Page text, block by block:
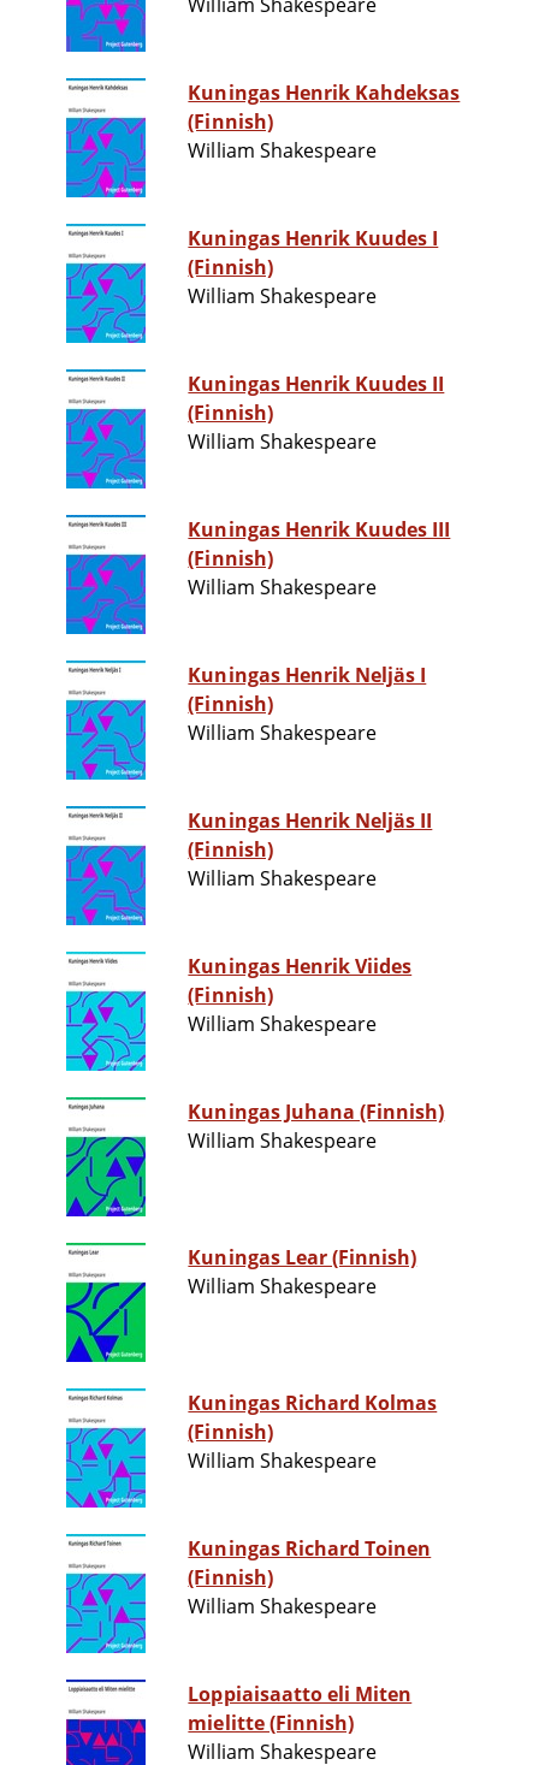
Kuningas Henrik Kahdeksas
(Finnish)
William Shakespeare
Kuningas Henrik Kuudes I
(Finnish)
William Shakespeare
Kuningas Henrik Kuudes II
(Finnish)
William Shakespeare
Kuningas Henrik Kuudes III
(Finnish)
William Shakespeare
Kuningas Henrik Neljäs I
(Finnish)
William Shakespeare
Kuningas Henrik Neljäs II
(Finnish)
William Shakespeare
Kuningas Henrik Viides
(Finnish)
William Shakespeare
Kuningas Juhana (Finnish)
William Shakespeare
Kuningas Lear (Finnish)
William Shakespeare
Kuningas Richard Kolmas
(Finnish)
William Shakespeare
Kuningas Richard Toinen
(Finnish)
William Shakespeare
Loppiaisaatto eli Miten
mielitte (Finnish)
William Shakespeare